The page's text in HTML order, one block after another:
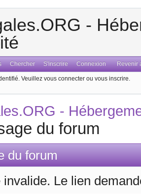
-
Chercher S'inscrire Connexion Revenir
Veuillez vous connecter ou vous inscrire.
-
du forum
du forum
invalide. Le lien